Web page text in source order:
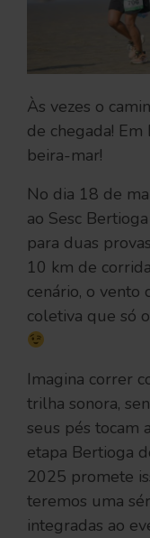
Às vezes o
de chegada!
beira-mar!
No dia 18 de
ao Sesc
para duas
10 km de
cenário, o vento
coletiva que só
Imagina correr
trilha sonora,
seus pés tocam
etapa Bertioga
2025 promete
teremos uma
integradas ao